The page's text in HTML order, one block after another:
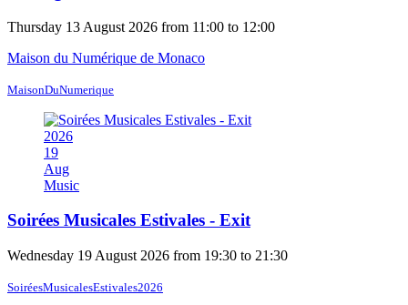
Thursday 13 August 2026 from 11:00 to 12:00
Maison du Numérique de Monaco
MaisonDuNumerique
2026
19
Aug
Music
Soirées Musicales Estivales - Exit
Wednesday 19 August 2026 from 19:30 to 21:30
SoiréesMusicalesEstivales2026